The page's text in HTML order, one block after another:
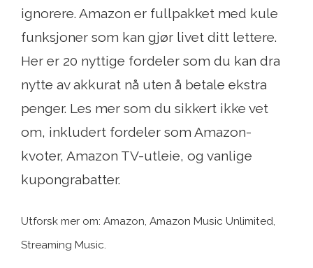
ignorere. Amazon er fullpakket med kule
funksjoner som kan gjør livet ditt lettere.
Her er 20 nyttige fordeler som du kan dra
nytte av akkurat nå uten å betale ekstra
penger. Les mer som du sikkert ikke vet
om, inkludert fordeler som Amazon-
kvoter, Amazon TV-utleie, og vanlige
kupongrabatter.
Utforsk mer om: Amazon, Amazon Music Unlimited,
Streaming Music.